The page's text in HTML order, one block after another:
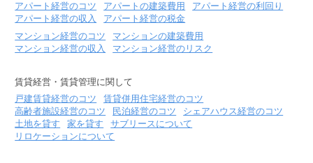
アパート経営のコツ
アパートの建築費用
アパート経営の利回り
アパート経営の収入
アパート経営の税金
マンション経営のコツ
マンションの建築費用
マンション経営の収入
マンション経営のリスク
賃貸経営・賃貸管理に関して
戸建賃貸経営のコツ
賃貸併用住宅経営のコツ
高齢者施設経営のコツ
民泊経営のコツ
シェアハウス経営のコツ
土地を貸す
家を貸す
サブリースについて
リロケーションについて